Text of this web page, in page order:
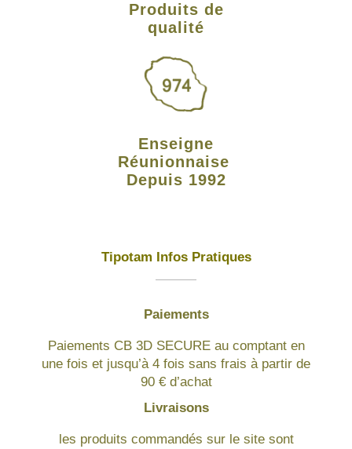
Produits de
qualité
Enseigne
Réunionnaise
Depuis 1992
Tipotam Infos Pratiques
Paiements
Paiements CB 3D SECURE au comptant en
une fois et jusqu’à 4 fois sans frais à partir de
90 € d’achat
Livraisons
les produits commandés sur le site sont